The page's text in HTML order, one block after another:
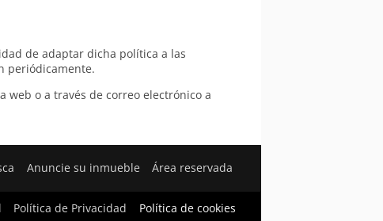
de adaptar dicha política a las
periódicamente.
web o a través de correo electrónico a
Anuncie su inmueble Área reservada
Política de Privacidad Política de cookies